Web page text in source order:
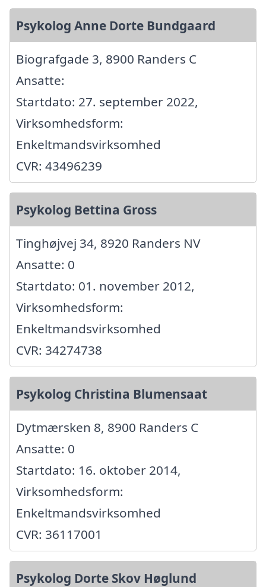
Psykolog Anne Dorte Bundgaard
Biografgade 3, 8900 Randers C
Ansatte:
Startdato: 27. september 2022,
Virksomhedsform:
Enkeltmandsvirksomhed
CVR: 43496239
Psykolog Bettina Gross
Tinghøjvej 34, 8920 Randers NV
Ansatte: 0
Startdato: 01. november 2012,
Virksomhedsform:
Enkeltmandsvirksomhed
CVR: 34274738
Psykolog Christina Blumensaat
Dytmærsken 8, 8900 Randers C
Ansatte: 0
Startdato: 16. oktober 2014,
Virksomhedsform:
Enkeltmandsvirksomhed
CVR: 36117001
Psykolog Dorte Skov Høglund